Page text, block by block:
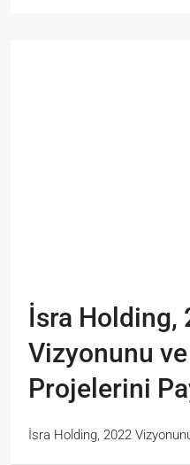
İsra Holding,
Vizyonunu
Projelerini
İsra Holding, 2022